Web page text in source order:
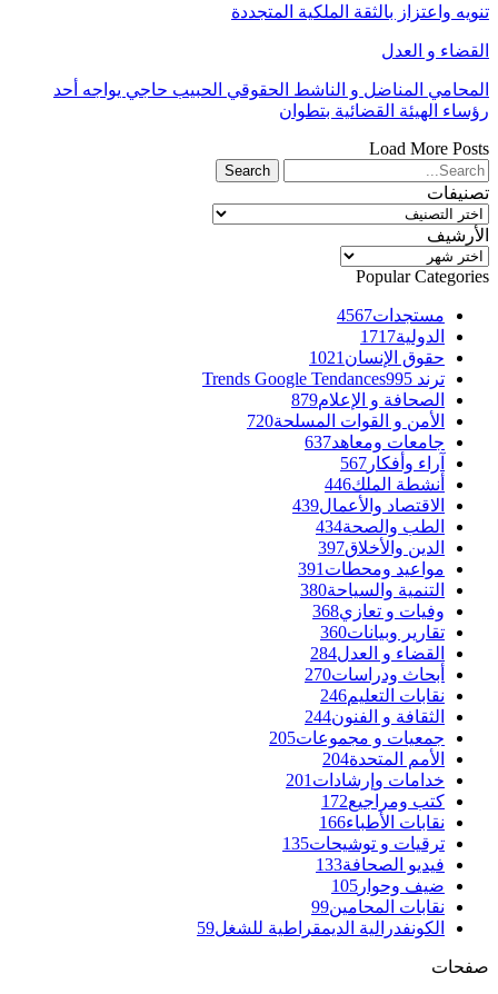
تنويه واعتزاز بالثقة الملكية المتجددة
القضاء و العدل
المحامي المناضل و الناشط الحقوقي الحبيب حاجي يواجه أحد
رؤساء الهيئة القضائية بتطوان
Load More Posts
تصنيفات
تصنيفات
الأرشيف
الأرشيف
Popular Categories
مستجدات4567
الدولية1717
حقوق الإنسان 1021
ترند Trends Google Tendances 995
الصحافة و الإعلام879
الأمن و القوات المسلحة720
جامعات ومعاهد637
آراء وأفكار 567
أنشطة الملك446
الاقتصاد والأعمال439
الطب والصحة434
الدين والأخلاق397
مواعيد ومحطات 391
التنمية والسياحة380
وفيات و تعازي368
تقارير وبيانات360
القضاء و العدل284
أبحاث ودراسات270
نقابات التعليم246
الثقافة و الفنون244
جمعيات و مجموعات205
الأمم المتحدة204
خدامات وإرشادات 201
كتب ومراجيع172
نقابات الأطباء166
ترقيات و توشيحات135
فيديو الصحافة133
ضيف وحوار 105
نقابات المحامين99
الكونفدرالية الديمقراطية للشغل59
صفحات